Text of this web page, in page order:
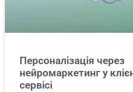
Персоналізація через
нейромаркетинг у
сервісі